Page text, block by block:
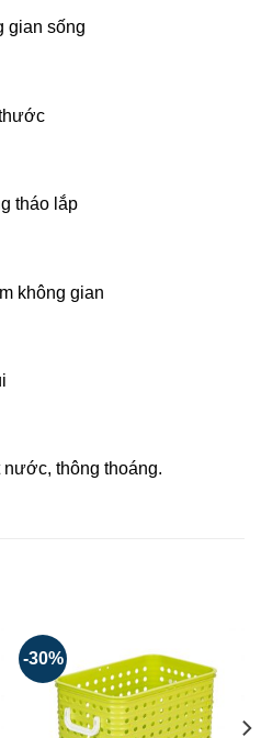
gian sống
tháo lắp
không gian
nước, thông thoáng.
-30%